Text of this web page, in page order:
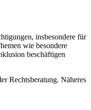
insbesondere für
wie besondere
beschäftigen
Rechtsberatung. Näheres